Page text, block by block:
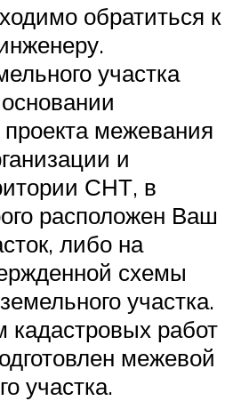
обратиться к
участка
межевания
и
СНТ, в
расположен Ваш
либо на
схемы
участка.
кадастровых работ
межевой
участка.